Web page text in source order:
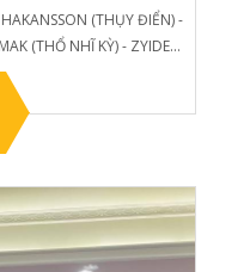
(THỤY ĐIỂN) -
(THỔ NHĨ KỲ) - ZYIDE